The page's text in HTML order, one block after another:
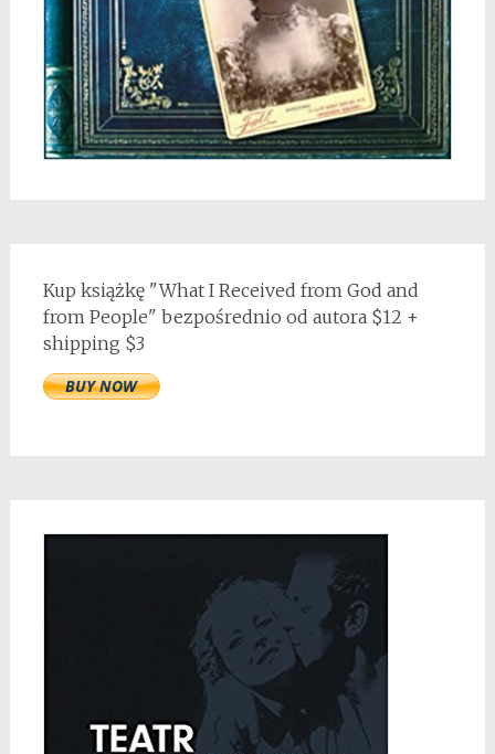
Kup książkę "What I Received from God and
from People" bezpośrednio od autora $12 +
shipping $3